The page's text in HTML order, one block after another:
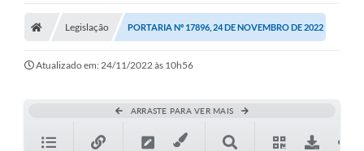
Legislação PORTARIA Nº 17896, 24 DE NOVEMBRO DE 2022
Atualizado em: 24/11/2022 às 10h56
ARRASTE PARA VER MAIS